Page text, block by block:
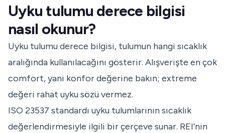
Uyku tulumu derece bilgisi
nasıl okunur?
Uyku tulumu derece bilgisi, tulumun hangi sıcaklık
aralığında kullanılacağını gösterir. Alışverişte en çok
comfort, yani konfor değerine bakın; extreme
değeri rahat uyku sözü vermez.
ISO 23537 standardı uyku tulumlarının sıcaklık
değerlendirmesiyle ilgili bir çerçeve sunar. REI’nin